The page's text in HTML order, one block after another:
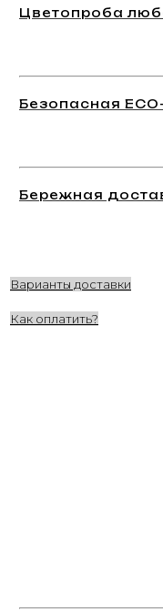
Цветопроба
Безопасная
Бережная
Варианты доставки
Как оплатить?